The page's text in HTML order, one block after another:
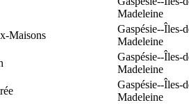
Madeleine
Maisons
Gaspésie--Îles-
Madeleine
Gaspésie--Îles-
Madeleine
Gaspésie--Îles-
Madeleine